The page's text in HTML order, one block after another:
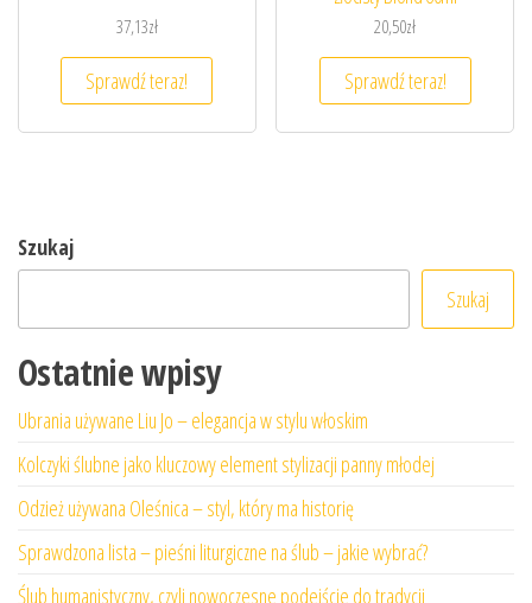
37,13zł
Sprawdź teraz!
20,50zł
Sprawdź teraz!
Szukaj
Szukaj
Ostatnie wpisy
Ubrania używane Liu Jo – elegancja w stylu włoskim
Kolczyki ślubne jako kluczowy element stylizacji panny młodej
Odzież używana Oleśnica – styl, który ma historię
Sprawdzona lista – pieśni liturgiczne na ślub – jakie wybrać?
Ślub humanistyczny, czyli nowoczesne podejście do tradycji